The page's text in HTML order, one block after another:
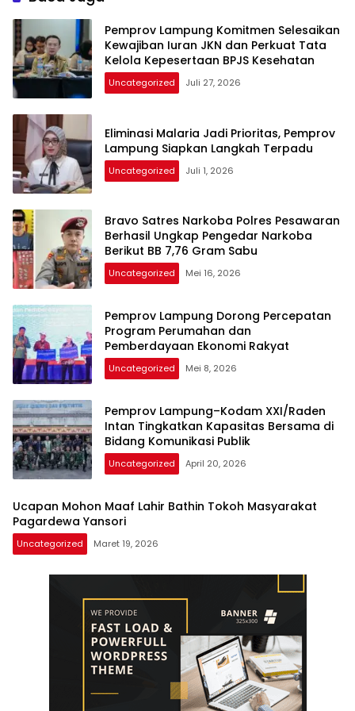
Pemprov Lampung Komitmen Selesaikan
Kewajiban Iuran JKN dan Perkuat Tata
Kelola Kepesertaan BPJS Kesehatan
Uncategorized Juli 27, 2026
Eliminasi Malaria Jadi Prioritas, Pemprov
Lampung Siapkan Langkah Terpadu
Uncategorized Juli 1, 2026
Bravo Satres Narkoba Polres Pesawaran
Berhasil Ungkap Pengedar Narkoba
Berikut BB 7,76 Gram Sabu
Uncategorized Mei 16, 2026
Pemprov Lampung Dorong Percepatan
Program Perumahan dan
Pemberdayaan Ekonomi Rakyat
Uncategorized Mei 8, 2026
Pemprov Lampung–Kodam XXI/Raden
Intan Tingkatkan Kapasitas Bersama di
Bidang Komunikasi Publik
Uncategorized April 20, 2026
Ucapan Mohon Maaf Lahir Bathin Tokoh Masyarakat
Pagardewa Yansori
Uncategorized Maret 19, 2026